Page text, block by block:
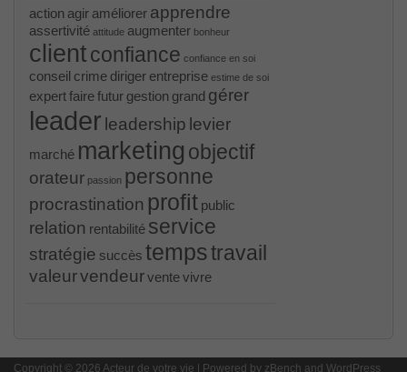
action agir améliorer apprendre
assertivité attitude augmenter bonheur
client confiance confiance en soi
conseil crime diriger entreprise estime de soi
expertfairefutur gestion grand gérer
leader leadership levier
marché marketing objectif
orateur passion personne
procrastination profit public
relation rentabilité service
stratégie succès tempstravail
valeurvendeurventevivre
001 practice, /GCFA, /MB6-702 dumps, /300-
070, /70-980 pdf, /070-685, / 070-243, /70-680 ,
Copyright © 2026 Acteur de votre vie | Powered by zBench and WordPress